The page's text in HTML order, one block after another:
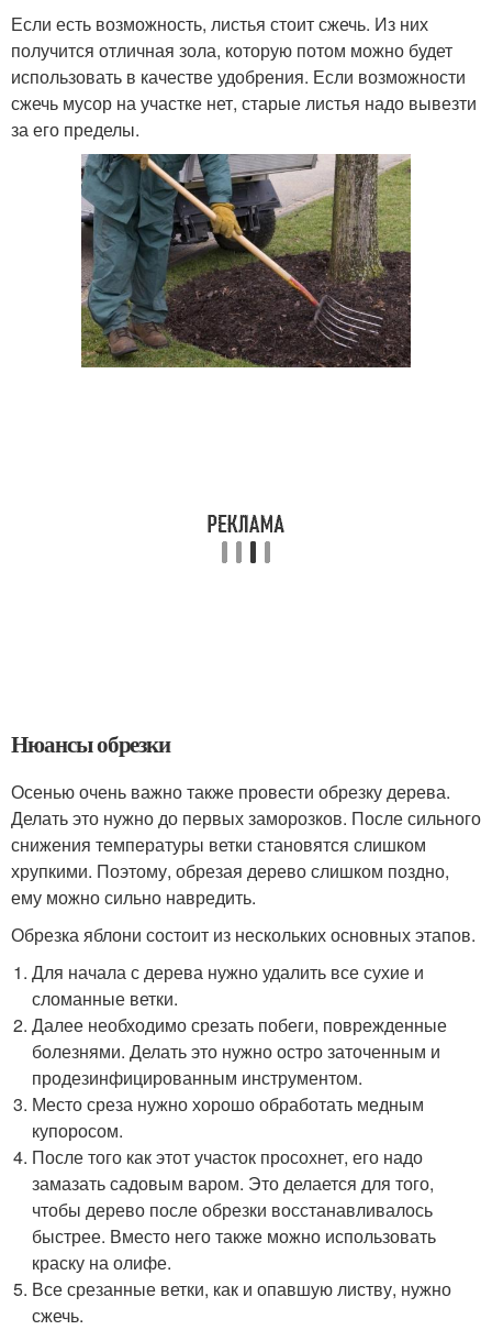
Если есть возможность, листья стоит сжечь. Из них
получится отличная зола, которую потом можно будет
использовать в качестве удобрения. Если возможности
сжечь мусор на участке нет, старые листья надо вывезти
за его пределы.
Нюансы обрезки
Осенью очень важно также провести обрезку дерева.
Делать это нужно до первых заморозков. После сильного
снижения температуры ветки становятся слишком
хрупкими. Поэтому, обрезая дерево слишком поздно,
ему можно сильно навредить.
Обрезка яблони состоит из нескольких основных этапов.
Для начала с дерева нужно удалить все сухие и
сломанные ветки.
Далее необходимо срезать побеги, поврежденные
болезнями. Делать это нужно остро заточенным и
продезинфицированным инструментом.
Место среза нужно хорошо обработать медным
купоросом.
После того как этот участок просохнет, его надо
замазать садовым варом. Это делается для того,
чтобы дерево после обрезки восстанавливалось
быстрее. Вместо него также можно использовать
краску на олифе.
Все срезанные ветки, как и опавшую листву, нужно
сжечь.